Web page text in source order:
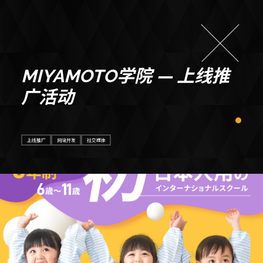
MIYAMOTO学院 — 上线推
广活动
上线推广 网站开发 社交媒体